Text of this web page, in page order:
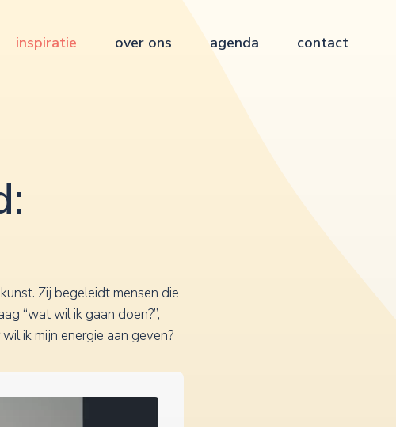
inspiratie over ons agenda contact
Zij begeleidt mensen die
“wat wil ik gaan doen?”,
ik mijn energie aan geven?